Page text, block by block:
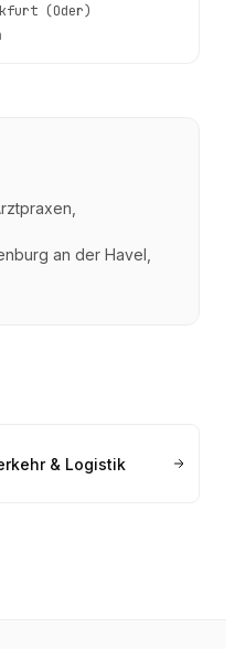
(Oder)
an der Havel,
& Logistik